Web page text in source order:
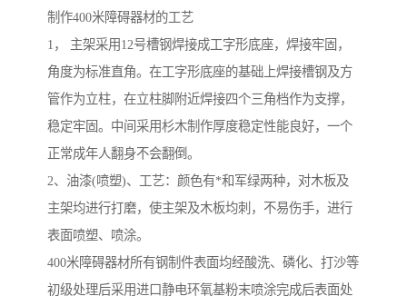
制作400米障碍器材的工艺
1， 主架采用12号槽钢焊接成工字形底座，焊接牢固，
角度为标准直角。在工字形底座的基础上焊接槽钢及方
管作为立柱，在立柱脚附近焊接四个三角档作为支撑，
稳定牢固。中间采用杉木制作厚度稳定性能良好，一个
正常成年人翻身不会翻倒。
2、油漆(喷塑)、工艺：颜色有*和军绿两种，对木板及
主架均进行打磨，使主架及木板均刺，不易伤手，进行
表面喷塑、喷涂。
400米障碍器材所有钢制件表面均经酸洗、磷化、打沙等
初级处理后采用进口静电环氧基粉末喷涂完成后表面处